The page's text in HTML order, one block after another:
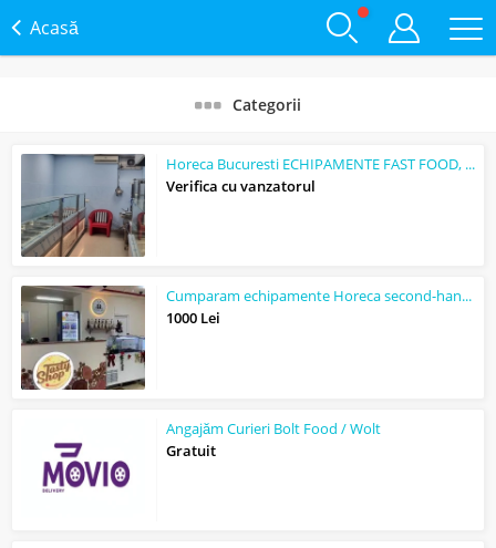
Acasă
Categorii
Horeca Bucuresti ECHIPAMENTE FAST FOOD, UTILARE SHAORMERII ,RULOTE HORECA BUCURE...
Verifica cu vanzatorul
Cumparam echipamente Horeca second-hand outlet Horeca Bucuresti
1000 Lei
Angajăm Curieri Bolt Food / Wolt
Gratuit